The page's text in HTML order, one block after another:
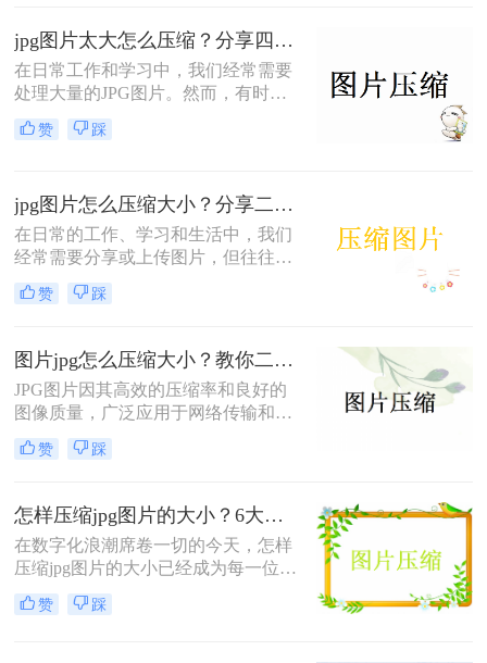
的有效方法，既能大幅减小文件体
积，又能最大程度保留画质，是普通
用户、职场人士、内容创作者必备的
jpg图片太大怎么压缩？分享四种实用方法！
在日常工作和学习中，我们经常需要
处理大量的JPG图片。然而，有时这
些图片的文件大小过大，不仅占用存
储空间，还可能在传输过程中造成不
法，帮助您轻松减小图片大小，同时
保持较好的图片质量。
赞 踩
jpg图片怎么压缩大小？分享二种实用压缩方法！
在日常的工作、学习和生活中，我们
经常需要分享或上传图片，但往往遇
到图片文件过大导致传输速度慢、占
用存储空间多等问题。JPG（Joint
高压缩比和良好的图像质量成为了广
泛使用的图片格式之一。那么jpg图片
怎么压缩大小呢？本文将详细介绍几
种有效压缩JPG图片大小的方法，帮
助你在保持图片质量的同时减少文件
大小。
赞 踩
图片jpg怎么压缩大小？教你二种简单实用的方法！
JPG图片因其高效的压缩率和良好的
图像质量，广泛应用于网络传输和存
储。然而，有时我们需要进一步压缩
JPG图片的大小，以满足特定的上
么压缩大小呢？本文将介绍两种JPG
图片压缩方法。
赞 踩
怎样压缩jpg图片的大小？6大实战方法，让你的图片"瘦身"成功！
在数字化浪潮席卷一切的今天，怎样
压缩jpg图片的大小已经成为每一位职
场人、摄影师、新媒体运营者乃至普
通用户都必须掌握的核心技能。一张
赞 踩